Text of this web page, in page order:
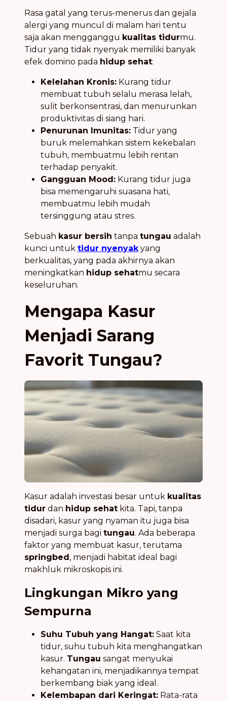
Rasa gatal yang terus-menerus dan gejala
alergi yang muncul di malam hari tentu
saja akan mengganggu kualitas tidurmu.
Tidur yang tidak nyenyak memiliki banyak
efek domino pada hidup sehat:
Kelelahan Kronis: Kurang tidur
membuat tubuh selalu merasa lelah,
sulit berkonsentrasi, dan menurunkan
produktivitas di siang hari.
Penurunan Imunitas: Tidur yang
buruk melemahkan sistem kekebalan
tubuh, membuatmu lebih rentan
terhadap penyakit.
Gangguan Mood: Kurang tidur juga
bisa memengaruhi suasana hati,
membuatmu lebih mudah
tersinggung atau stres.
Sebuah kasur bersih tanpa tungau adalah
kunci untuk tidur nyenyakyang
berkualitas, yang pada akhirnya akan
meningkatkan hidup sehatmu secara
keseluruhan.
Mengapa Kasur
Menjadi Sarang
Favorit Tungau?
Kasur adalah investasi besar untuk kualitas
tidur dan hidup sehat kita. Tapi, tanpa
disadari, kasur yang nyaman itu juga bisa
menjadi surga bagi tungau. Ada beberapa
faktor yang membuat kasur, terutama
springbed, menjadi habitat ideal bagi
makhluk mikroskopis ini.
Lingkungan Mikro yang
Sempurna
Suhu Tubuh yang Hangat: Saat kita
tidur, suhu tubuh kita menghangatkan
kasur. Tungau sangat menyukai
kehangatan ini, menjadikannya tempat
berkembang biak yang ideal.
Kelembapan dari Keringat: Rata-rata